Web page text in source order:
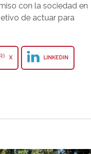
con la sociedad en
de actuar para
X LINKEDIN